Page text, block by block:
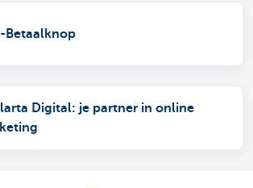
Betaalknop
Digital: je partner in online